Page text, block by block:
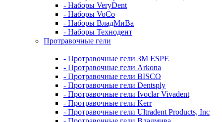
- Наборы VeryDent
- Наборы VoCo
- Наборы ВладМиВа
- Наборы Технодент
Протравочные гели
- Протравочные гели 3М ESPE
- Протравочные гели Arkona
- Протравочные гели BISCO
- Протравочные гели Dentsply
- Протравочные гели Ivoclar Vivadent
- Протравочные гели Kerr
- Протравочные гели Ultradent Products, Inc